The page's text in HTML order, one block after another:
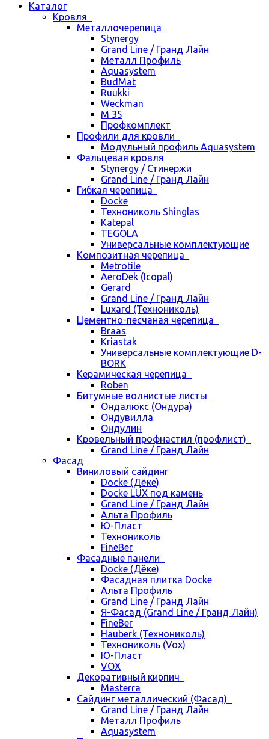
Каталог
Кровля
Металлочерепица
Stynergy
Grand Line / Гранд Лайн
Металл Профиль
Aquasystem
BudMat
Ruukki
Weckman
М 35
Профкомплект
Профили для кровли
Модульный профиль Aquasystem
Фальцевая кровля
Stynergy / Стинержи
Grand Line / Гранд Лайн
Гибкая черепица
Docke
Технониколь Shinglas
Katepal
TEGOLA
Универсальные комплектующие
Композитная черепица
Metrotile
AeroDek (Icopal)
Gerard
Grand Line / Гранд Лайн
Luxard (Технониколь)
Цементно-песчаная черепица
Braas
Kriastak
Универсальные комплектующие D-
BORK
Керамическая черепица
Roben
Битумные волнистые листы
Ондалюкс (Ондура)
Ондувилла
Ондулин
Кровельный профнастил (профлист)
Grand Line / Гранд Лайн
Фасад
Виниловый сайдинг
Docke (Дёке)
Docke LUX под камень
Grand Line / Гранд Лайн
Альта Профиль
Ю-Пласт
Технониколь
FineBer
Фасадные панели
Docke (Дёке)
Фасадная плитка Docke
Альта Профиль
Grand Line / Гранд Лайн
Я-Фасад (Grand Line / Гранд Лайн)
FineBer
Hauberk (Технониколь)
Технониколь (Vox)
Ю-Пласт
VOX
Декоративный кирпич
Masterra
Сайдинг металлический (Фасад)
Grand Line / Гранд Лайн
Металл Профиль
Aquasystem